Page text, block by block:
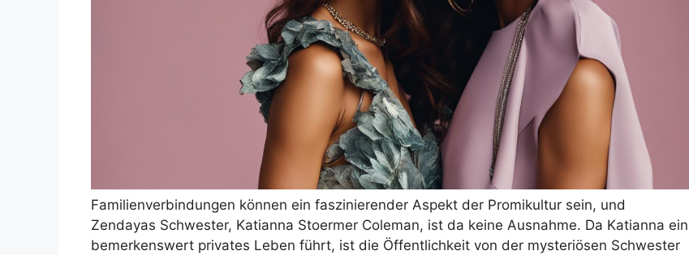
Familienverbindungen können ein faszinierender Aspekt der Promikultur sein, und
Zendayas Schwester, Katianna Stoermer Coleman, ist da keine Ausnahme. Da Katianna ein
bemerkenswert privates Leben führt, ist die Öffentlichkeit von der mysteriösen Schwester